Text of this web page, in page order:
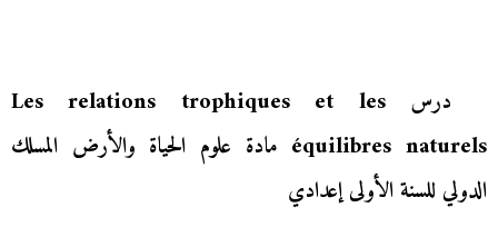
درس Les relations trophiques et les
équilibres naturels مادة علوم الحياة والأرض المسلك
الدولي للسنة الأولى إعدادي